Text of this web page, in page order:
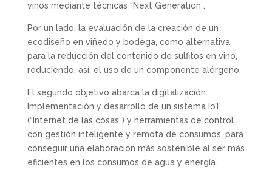
vinos mediante técnicas “Next Generation”.
Por un lado, la evaluación de la creación de un
ecodiseño en viñedo y bodega, como alternativa
para la reducción del contenido de sulfitos en vino,
reduciendo, así, el uso de un componente alérgeno.
El segundo objetivo abarca la digitalización:
Implementación y desarrollo de un sistema IoT
(“Internet de las cosas”) y herramientas de control
con gestión inteligente y remota de consumos, para
conseguir una elaboración más sostenible al ser más
eficientes en los consumos de agua y energía.